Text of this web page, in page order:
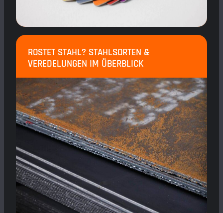
ROSTET STAHL? STAHLSORTEN &
VEREDELUNGEN IM ÜBERBLICK